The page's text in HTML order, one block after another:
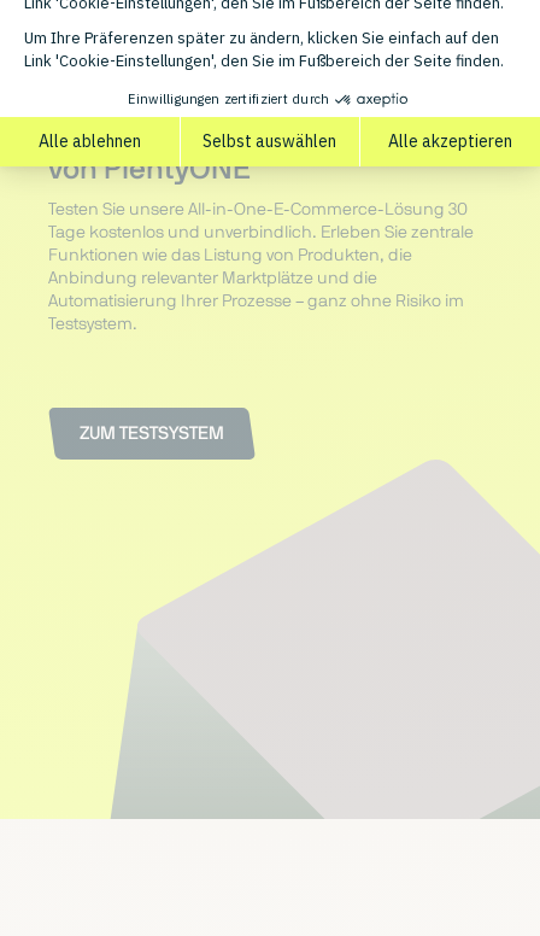
Testen Sie die Produkt-Power
von PlentyONE
Testen Sie unsere All-in-One-E-Commerce-Lösung 30
Tage kostenlos und unverbindlich. Erleben Sie zentrale
Funktionen wie das Listung von Produkten, die
Anbindung relevanter Marktplätze und die
Automatisierung Ihrer Prozesse – ganz ohne Risiko im
Testsystem.
ZUM TESTSYSTEM